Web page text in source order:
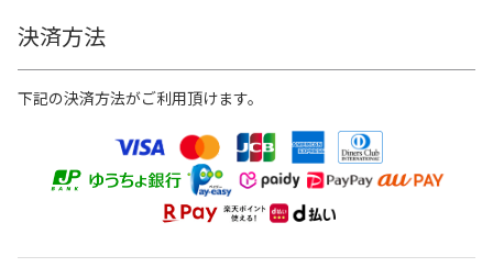
決済方法
下記の決済方法がご利用頂けます。